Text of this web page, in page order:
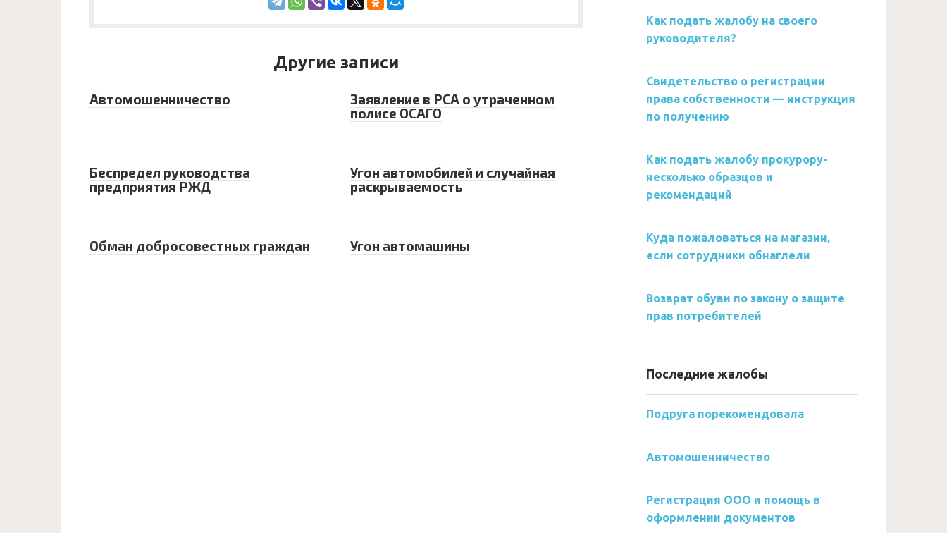
Другие записи
Автомошенничество
Заявление в РСА о утраченном
полисе ОСАГО
Беспредел руководства
предприятия РЖД
Угон автомобилей и случайная
раскрываемость
Обман добросовестных граждан Угон автомашины
Как подать жалобу на своего
руководителя?
Свидетельство о регистрации
права собственности — инструкция
по получению
Как подать жалобу прокурору-
несколько образцов и
рекомендаций
Куда пожаловаться на магазин,
если сотрудники обнаглели
Возврат обуви по закону о защите
прав потребителей
Последние жалобы
Подруга порекомендовала
Автомошенничество
Регистрация ООО и помощь в
оформлении документов